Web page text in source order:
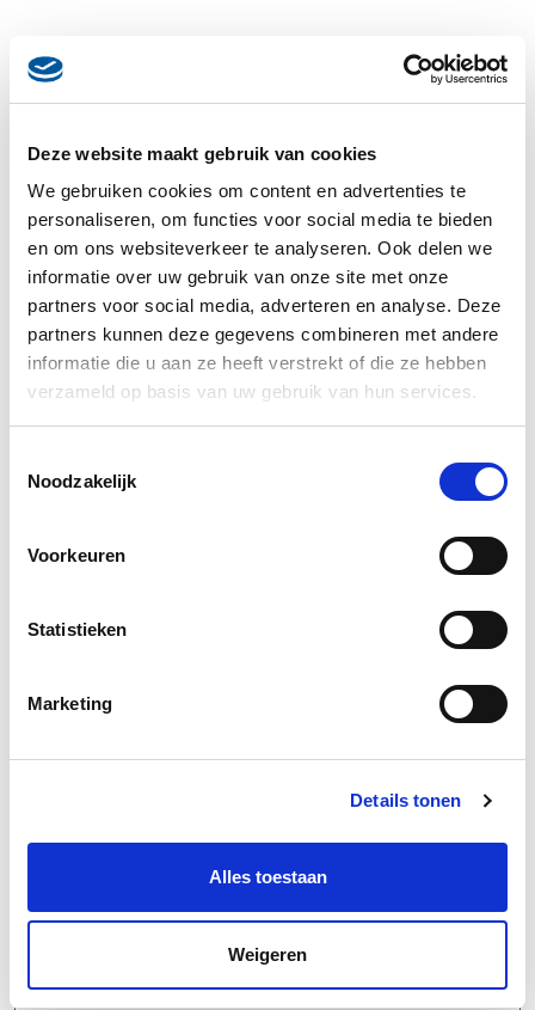
Deze website maakt gebruik van cookies
We gebruiken cookies om content en advertenties te
personaliseren, om functies voor social media te bieden
en om ons websiteverkeer te analyseren. Ook delen we
informatie over uw gebruik van onze site met onze
partners voor social media, adverteren en analyse. Deze
partners kunnen deze gegevens combineren met andere
informatie die u aan ze heeft verstrekt of die ze hebben
verzameld op basis van uw gebruik van hun services.
Noodzakelijk
Voorkeuren
Statistieken
Marketing
Details tonen
Alles toestaan
Weigeren
Tiramisu van aardbeien en cantuccini met
Betrouwbare basis